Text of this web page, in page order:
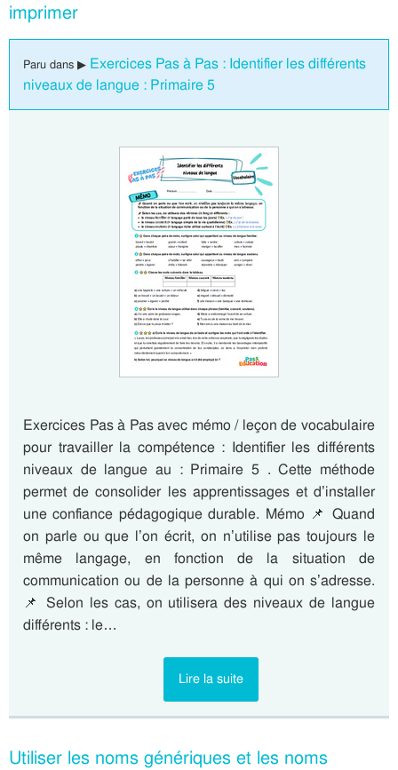
imprimer
Paru dans ▶ Exercices Pas à Pas : Identifier les différents
niveaux de langue : Primaire 5
Exercices Pas à Pas avec mémo / leçon de vocabulaire
pour travailler la compétence : Identifier les différents
niveaux de langue au : Primaire 5 . Cette méthode
permet de consolider les apprentissages et d’installer
une confiance pédagogique durable. Mémo 📌 Quand
on parle ou que l’on écrit, on n’utilise pas toujours le
même langage, en fonction de la situation de
communication ou de la personne à qui on s’adresse.
📌 Selon les cas, on utilisera des niveaux de langue
différents : le…
Lire la suite
Utiliser les noms génériques et les noms